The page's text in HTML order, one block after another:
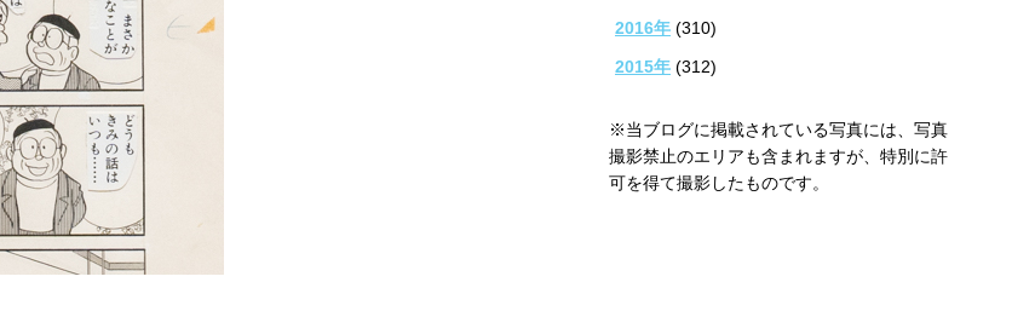
2016年 (310)
2015年 (312)
※当ブログに掲載されている写真には、写真
撮影禁止のエリアも含まれますが、特別に許
可を得て撮影したものです。